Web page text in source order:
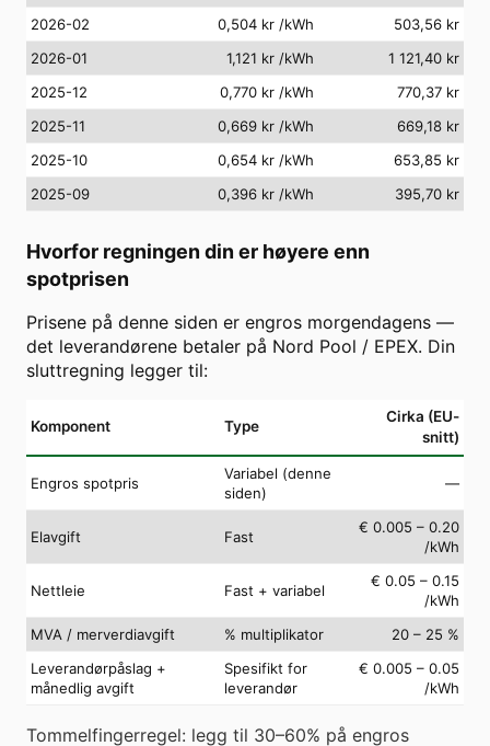
2026-02
0,504 kr /kWh
503,56 kr
2026-01
1,121 kr /kWh
1 121,40 kr
2025-12
0,770 kr /kWh
770,37 kr
2025-11
0,669 kr /kWh
669,18 kr
2025-10
0,654 kr /kWh
653,85 kr
2025-09
0,396 kr /kWh 395,70 kr
Hvorfor regningen din er høyere enn
spotprisen
Prisene på denne siden er engros morgendagens —
det leverandørene betaler på Nord Pool / EPEX. Din
sluttregning legger til:
Komponent Type
Cirka (EU-
snitt)
Engros spotpris
Variabel (denne
siden)
—
Elavgift Fast
€ 0.005 – 0.20
/kWh
Nettleie Fast + variabel
€ 0.05 – 0.15
/kWh
MVA / merverdiavgift
% multiplikator
20 – 25 %
Leverandørpåslag +
månedlig avgift
Spesifikt for
leverandør
€ 0.005 – 0.05
/kWh
Tommelfingerregel: legg til 30–60% på engros